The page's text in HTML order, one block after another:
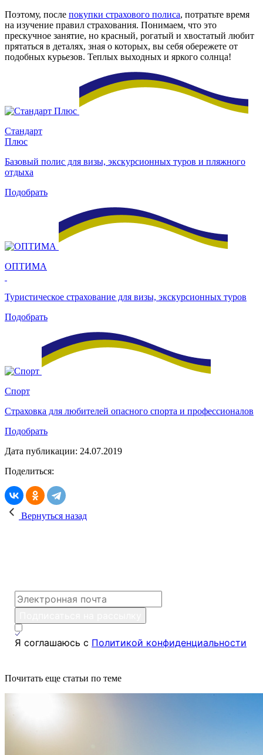
Поэтому, после покупки страхового полиса, потратьте время
на изучение правил страхования. Понимаем, что это
прескучное занятие, но красный, рогатый и хвостатый любит
прятаться в деталях, зная о которых, вы себя обережете от
подобных курьезов. Теплых выходных и яркого солнца!
Стандарт
Плюс
Базовый полис для визы, экскурсионных туров и пляжного
отдыха
Подобрать
ОПТИМА
Туристическое страхование для визы, экскурсионных туров
Подобрать
Спорт
Страховка для любителей опасного спорта и профессионалов
Подобрать
Дата публикации: 24.07.2019
Поделиться:
Вернуться назад
Я соглашаюсь с Политикой конфиденциальности
Почитать еще статьи по теме